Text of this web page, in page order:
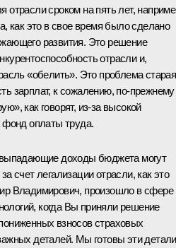
отрасли сроком на пять лет,
как это в свое время было сделано
развития. Это решение
отрасли и,
«обелить». Это проблема
зарплат, к сожалению, по-прежнему
как говорят, из-за высокой
фонд оплаты труда.
выпадающие доходы бюджета могут
счет легализации отрасли, как это
Владимирович, произошло в сфере
когда Вы приняли решение
взносов страховых
деталей. Мы готовы эти